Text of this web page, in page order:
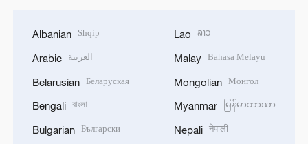
Albanian Shqip
Arabic العربية
Belarusian Беларуская
Bengali বাংলা
Bulgarian Български
Lao ລາວ
Malay Bahasa Melayu
Mongolian Монгол
Myanmar မြန်မာဘာသာ
Nepali नेपाली